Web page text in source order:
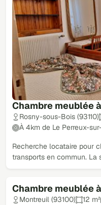
Chambre meublée
Rosny-sous-Bois (93110)
À 4km de Le Perreux-
Recherche locataire pour
transports en commun. La
Chambre meublée
Montreuil (93100) 12 m²